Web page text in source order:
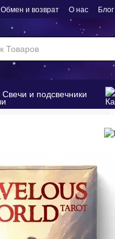
Обмен и возврат О нас Блог
Свечи и подсвечники